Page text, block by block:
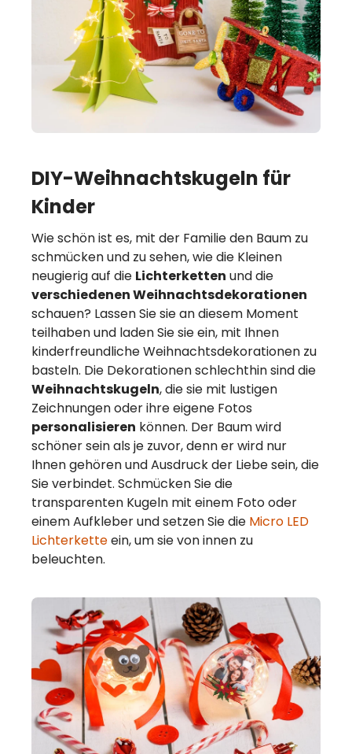
DIY-Weihnachtskugeln für
Kinder
Wie schön ist es, mit der Familie den Baum zu
schmücken und zu sehen, wie die Kleinen
neugierig auf die Lichterketten und die
verschiedenen Weihnachtsdekorationen
schauen? Lassen Sie sie an diesem Moment
teilhaben und laden Sie sie ein, mit Ihnen
kinderfreundliche Weihnachtsdekorationen zu
basteln. Die Dekorationen schlechthin sind die
Weihnachtskugeln, die sie mit lustigen
Zeichnungen oder ihre eigene Fotos
personalisieren können. Der Baum wird
schöner sein als je zuvor, denn er wird nur
Ihnen gehören und Ausdruck der Liebe sein, die
Sie verbindet. Schmücken Sie die
transparenten Kugeln mit einem Foto oder
einem Aufkleber und setzen Sie die Micro LED
Lichterketteein, um sie von innen zu
beleuchten.